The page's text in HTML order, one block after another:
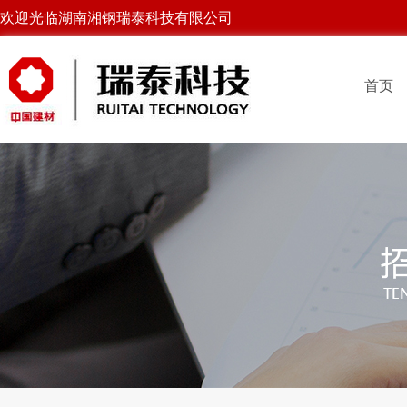
欢迎光临湖南湘钢瑞泰科技有限公司
首页